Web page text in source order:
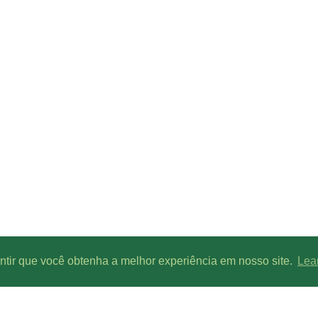
que você obtenha a melhor experiência em nosso site.